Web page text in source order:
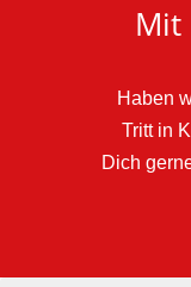
Mit
Haben
Tritt in
Dich